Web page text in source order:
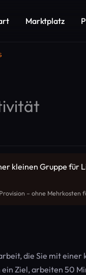
Marktplatz
kleinen Gruppe für
– ohne Mehrkosten
die Sie mit einer
Ziel, arbeiten 50